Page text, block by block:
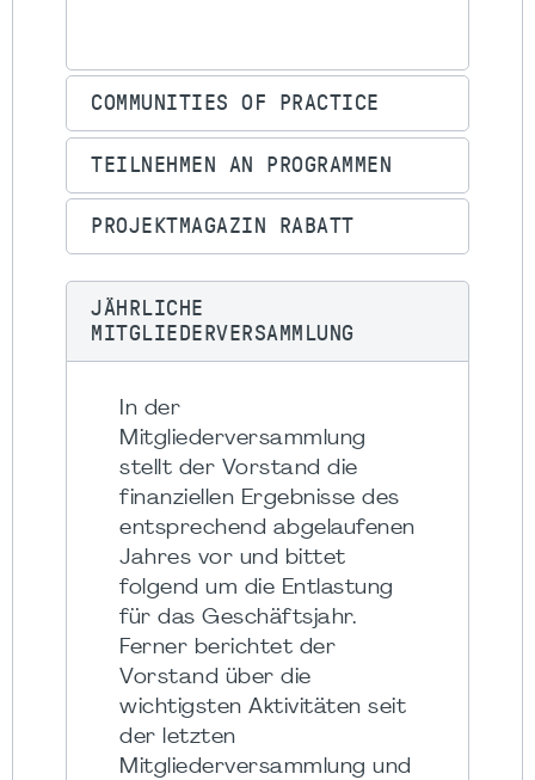
COMMUNITIES OF PRACTICE
TEILNEHMEN AN PROGRAMMEN
PROJEKTMAGAZIN RABATT
JÄHRLICHE
MITGLIEDERVERSAMMLUNG
In der
Mitgliederversammlung
stellt der Vorstand die
finanziellen Ergebnisse des
entsprechend abgelaufenen
Jahres vor und bittet
folgend um die Entlastung
für das Geschäftsjahr.
Ferner berichtet der
Vorstand über die
wichtigsten Aktivitäten seit
der letzten
Mitgliederversammlung und